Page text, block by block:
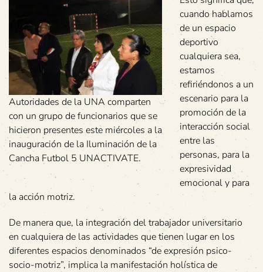
Autoridades de la UNA comparten
con un grupo de funcionarios que se
hicieron presentes este miércoles a la
inauguración de la Iluminación de la
Cancha Futbol 5 UNACTIVATE.
cuando hablamos
de un espacio
deportivo
cualquiera sea,
estamos
refiriéndonos a un
escenario para la
promoción de la
interacción social
entre las
personas, para la
expresividad
emocional y para
la acción motriz.
De manera que, la integración del trabajador universitario
en cualquiera de las actividades que tienen lugar en los
diferentes espacios denominados “de expresión psico-
socio-motriz”, implica la manifestación holística de